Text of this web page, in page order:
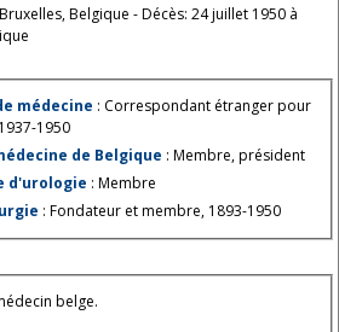
Belgique - Décès: 24 juillet 1950 à
médecine : Correspondant étranger pour
1950
de Belgique : Membre, président
d'urologie : Membre
: Fondateur et membre, 1893-1950
belge.